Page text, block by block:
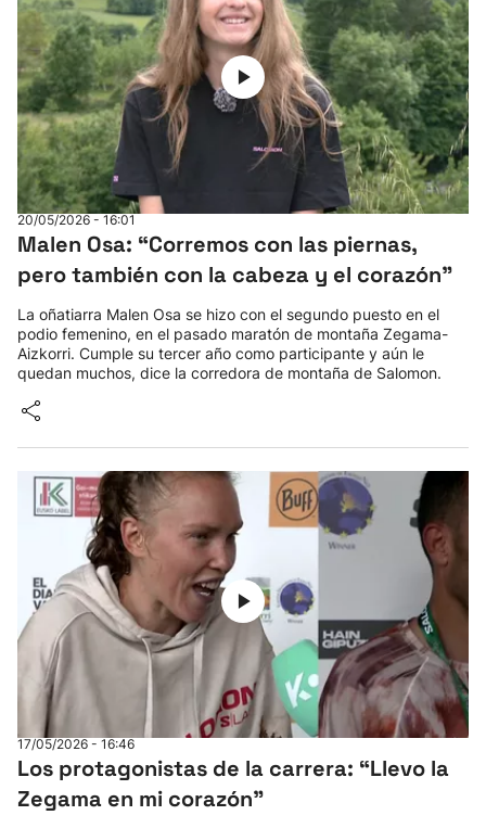
20/05/2026 - 16:01
Malen Osa: “Corremos con las piernas,
pero también con la cabeza y el corazón”
La oñatiarra Malen Osa se hizo con el segundo puesto en el
podio femenino, en el pasado maratón de montaña Zegama-
Aizkorri. Cumple su tercer año como participante y aún le
quedan muchos, dice la corredora de montaña de Salomon.
17/05/2026 - 16:46
Los protagonistas de la carrera: “Llevo la
Zegama en mi corazón"